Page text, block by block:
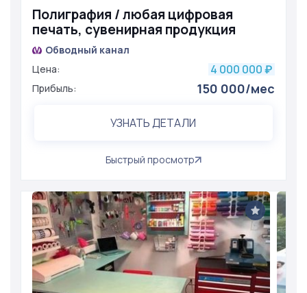
Полиграфия / любая цифровая
печать, сувенирная продукция
Обводный канал
Цена:
4 000 000 ₽
Прибыль: 150 000/мес
УЗНАТЬ ДЕТАЛИ
Быстрый просмотр